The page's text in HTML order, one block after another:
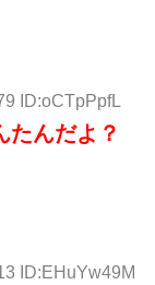
ID:oCTpPpfL
たんだよ？
ID:EHuYw49M